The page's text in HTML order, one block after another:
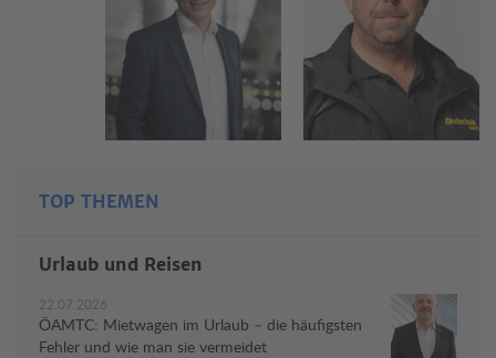
TOP THEMEN
Urlaub und Reisen
22.07.2026
ÖAMTC: Mietwagen im Urlaub – die häufigsten
Fehler und wie man sie vermeidet